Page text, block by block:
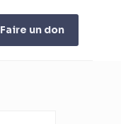
Faire un don